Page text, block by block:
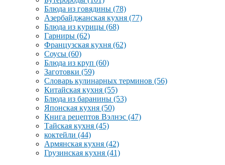
Блюда из говядины (78)
Азербайджанская кухня (77)
Блюда из курицы (68)
Гарниры (62)
Французская кухня (62)
Соусы (60)
Блюда из круп (60)
Заготовки (59)
Словарь кулинарных терминов (56)
Китайская кухня (55)
Блюда из баранины (53)
Японская кухня (50)
Книга рецептов Вэлнэс (47)
Тайская кухня (45)
коктейли (44)
Армянская кухня (42)
Грузинская кухня (41)